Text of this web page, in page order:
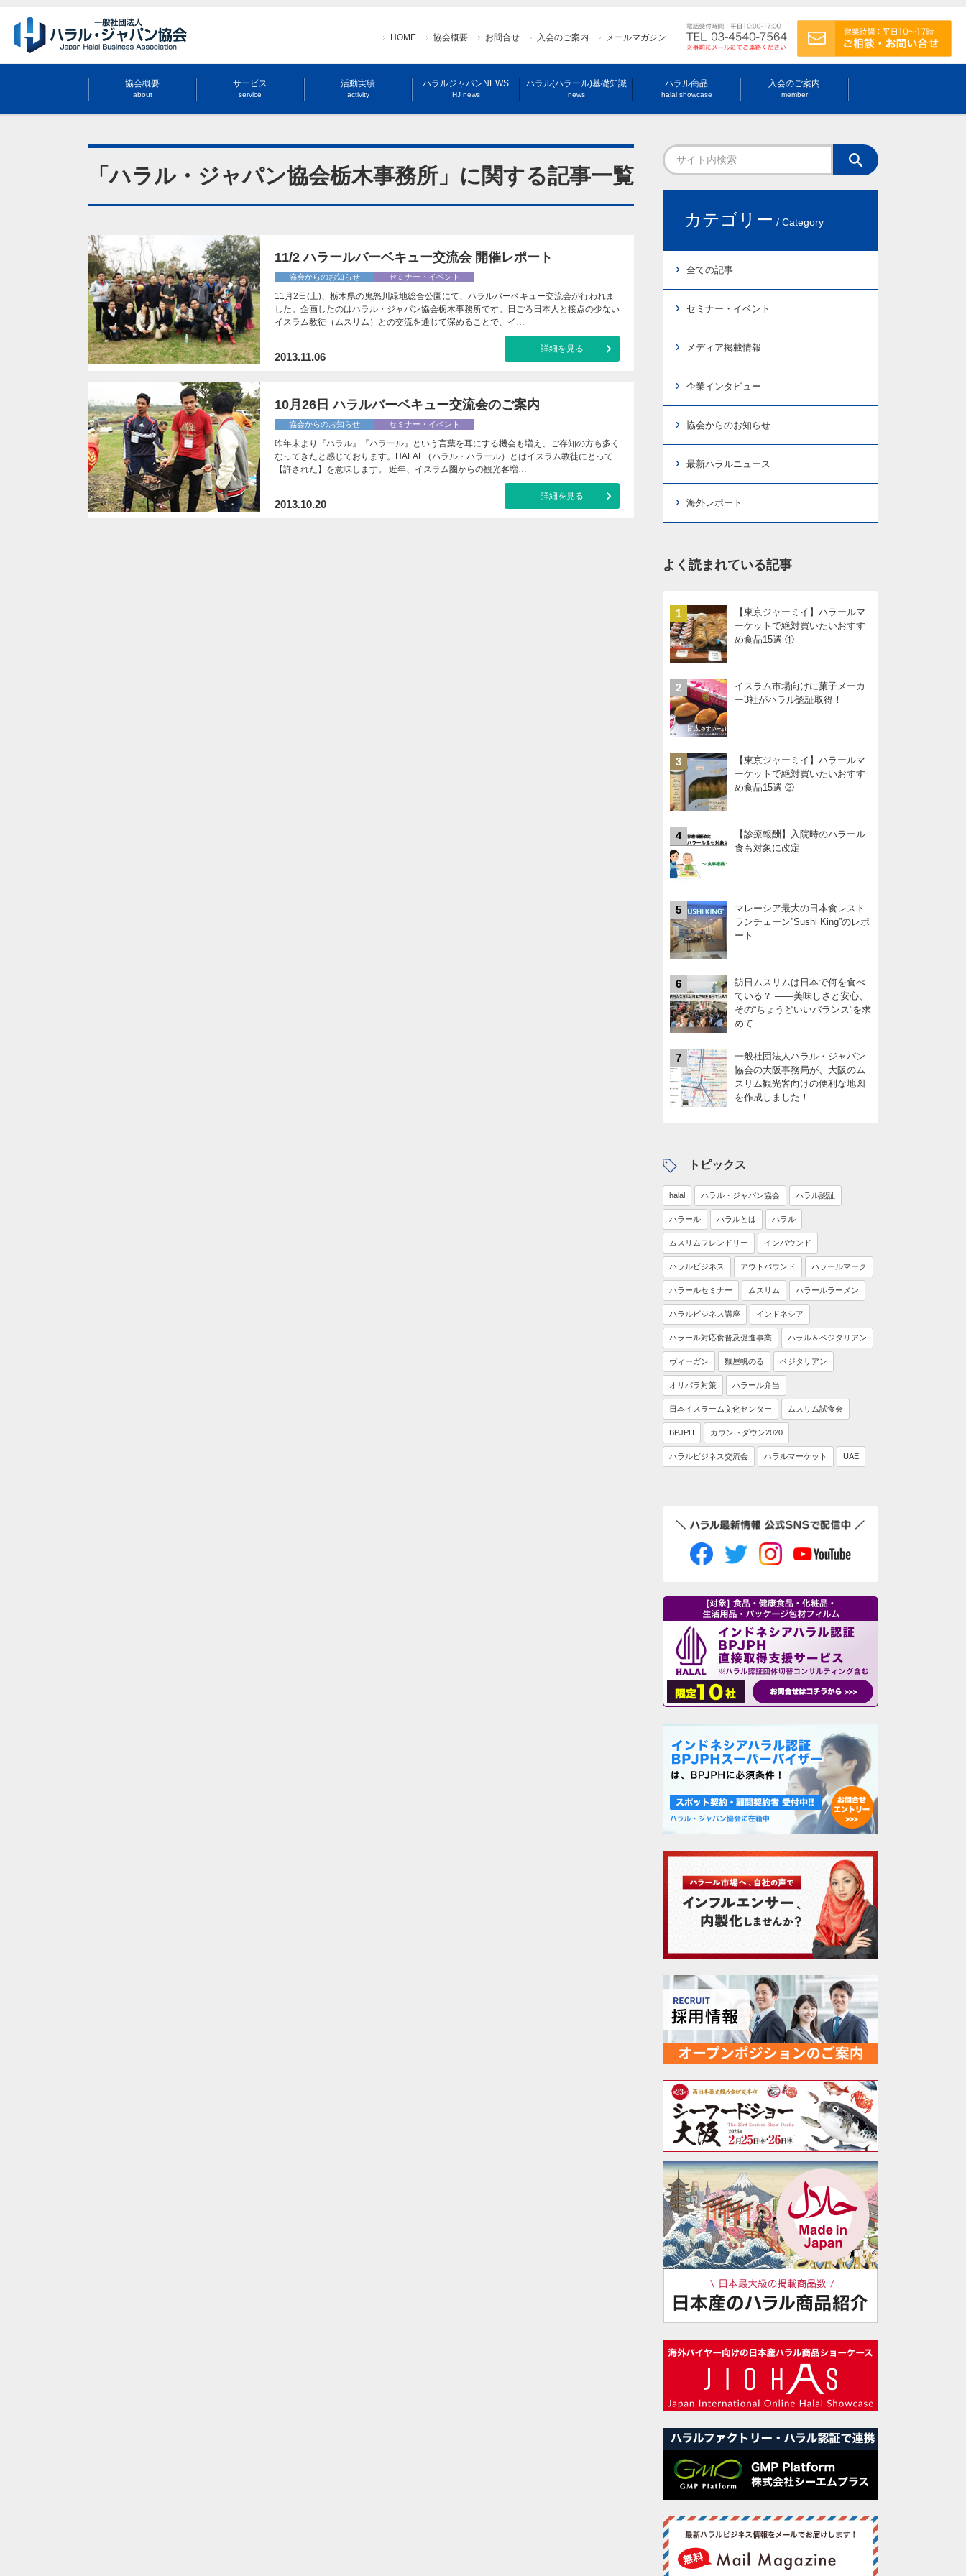
HOME 協会概要 お問合せ 入会のご案内 メールマガジン
協会概要
about
サービス
service
活動実績
activity
ハラルジャパンNEWS
HJ news
ハラル(ハラール)基礎知識
news
ハラル商品
halal showcase
入会のご案内
member
「ハラル・ジャパン協会栃木事務所」に関する記事一覧
11/2 ハラールバーベキュー交流会 開催レポート
協会からのお知らせ セミナー・イベント
11月2日(土)、栃木県の鬼怒川緑地総合公園にて、ハラルバーベキュー交流会が行われま
した。企画したのはハラル・ジャパン協会栃木事務所です。日ごろ日本人と接点の少ない
イスラム教徒（ムスリム）との交流を通じて深めることで、イ…
2013.11.06
詳細を見る
10月26日 ハラルバーベキュー交流会のご案内
協会からのお知らせ セミナー・イベント
昨年末より『ハラル』『ハラール』という言葉を耳にする機会も増え、ご存知の方も多く
なってきたと感じております。HALAL（ハラル・ハラール）とはイスラム教徒にとって
【許された】を意味します。 近年、イスラム圏からの観光客増…
2013.10.20
詳細を見る
カテゴリー / Category
全ての記事
セミナー・イベント
メディア掲載情報
企業インタビュー
協会からのお知らせ
最新ハラルニュース
海外レポート
よく読まれている記事
1
【東京ジャーミイ】ハラールマ
ーケットで絶対買いたいおすす
め食品15選-①
2
イスラム市場向けに菓子メーカ
ー3社がハラル認証取得！
3
【東京ジャーミイ】ハラールマ
ーケットで絶対買いたいおすす
め食品15選-②
4
【診療報酬】入院時のハラール
食も対象に改定
5
マレーシア最大の日本食レスト
ランチェーン”Sushi King”のレポ
ート
6
訪日ムスリムは日本で何を食べ
ている？ ――美味しさと安心、
その“ちょうどいいバランス”を求
めて
7
一般社団法人ハラル・ジャパン
協会の大阪事務局が、大阪のム
スリム観光客向けの便利な地図
を作成しました！
トピックス
halal ハラル・ジャパン協会 ハラル認証
ハラール ハラルとは ハラル
ムスリムフレンドリー インバウンド
ハラルビジネス アウトバウンド ハラールマーク
ハラールセミナー ムスリム ハラールラーメン
ハラルビジネス講座 インドネシア
ハラール対応食普及促進事業 ハラル＆ベジタリアン
ヴィーガン 麵屋帆のる ベジタリアン
オリパラ対策 ハラール弁当
日本イスラーム文化センター ムスリム試食会
BPJPH カウントダウン2020
ハラルビジネス交流会 ハラルマーケット UAE